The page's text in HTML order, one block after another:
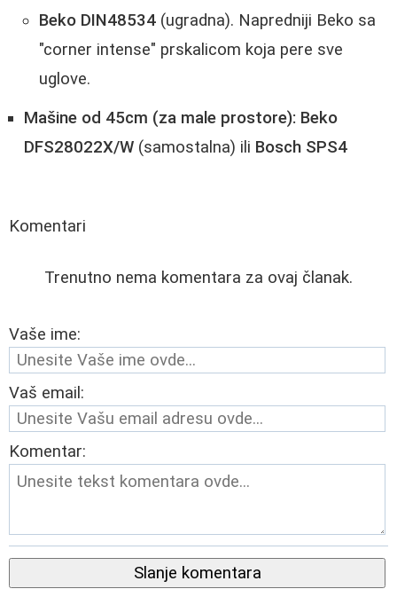
Beko DIN48534 (ugradna). Napredniji Beko sa
"corner intense" prskalicom koja pere sve
uglove.
Mašine od 45cm (za male prostore): Beko
DFS28022X/W (samostalna) ili Bosch SPS4
Komentari
Trenutno nema komentara za ovaj članak.
Vaše ime:
Vaš email:
Komentar:
Slanje komentara